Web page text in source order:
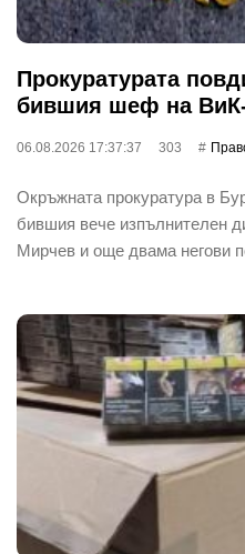
Прокуратурата
бившия шеф на
06.08.2026 17:37:37 303
Окръжната прокуратура в
бившия вече изпълнителен
Мирчев и още двама негови